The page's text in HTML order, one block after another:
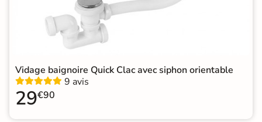
Vidage baignoire Quick Clac avec siphon orientable
9 avis
29€90